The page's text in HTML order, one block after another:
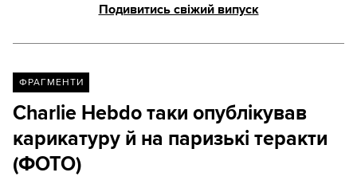
Подивитись свіжий випуск
ФРАГМЕНТИ
Charlie Hebdo таки опублікував
карикатуру й на паризькі теракти
(ФОТО)